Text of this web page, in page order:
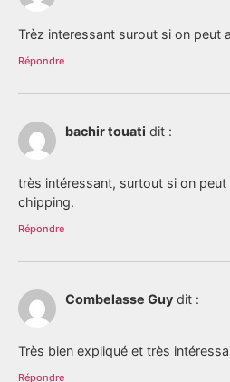
Trèz interessant surout si on peut
Répondre
bachir touati dit :
très intéressant, surtout si on peut
chipping.
Répondre
Combelasse Guy dit :
Très bien expliqué et très
Répondre